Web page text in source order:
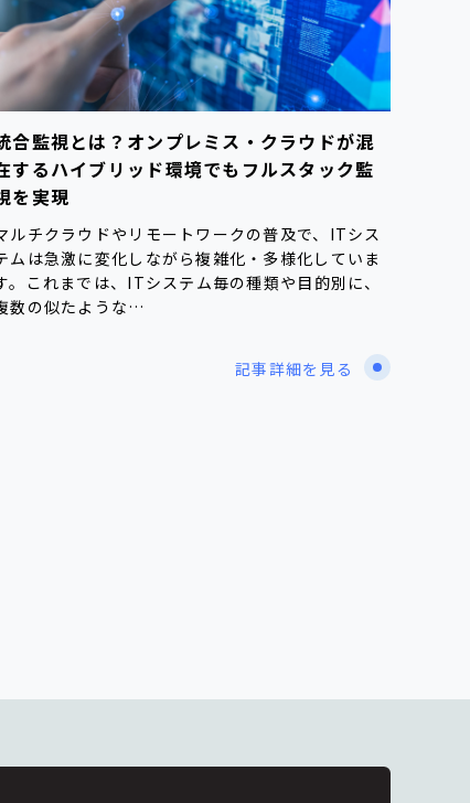
合監視とは？オンプレミス・クラウドが混
するハイブリッド環境でもフルスタック監
を実現
ルチクラウドやリモートワークの普及で、ITシス
ムは急激に変化しながら複雑化・多様化していま
。これまでは、ITシステム毎の種類や目的別に、
数の似たような…
記事詳細を見る